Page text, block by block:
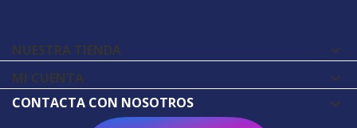
NUESTRA TIENDA 
MI CUENTA 
CONTACTA CON NOSOTROS